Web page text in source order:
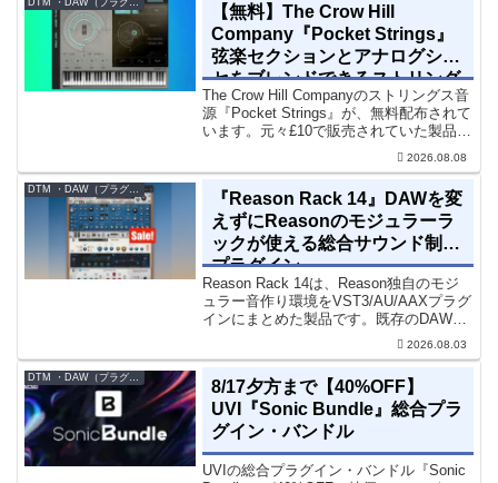
DTM ・DAW（プラグイン、シンセなど）のセール情報
【無料】The Crow Hill
Company『Pocket Strings』
弦楽セクションとアナログシン
セをブレンドできるストリング
ス音源プラグイン
The Crow Hill Companyのストリングス音
源『Pocket Strings』が、無料配布されて
います。元々£10で販売されていた製品で
す。『Pocket Strings』についてPocket
2026.08.08
DTM ・DAW（プラグイン、シンセなど）のセール情報
『Reason Rack 14』DAWを変
えずにReasonのモジュラーラ
ックが使える総合サウンド制作
プラグイン
Reason Rack 14は、Reason独自のモジ
ュラー音作り環境をVST3/AU/AAXプラグ
インにまとめた製品です。既存のDAWを
乗り換えることなく、68種類のシンセや
2026.08.03
8/17夕方まで【40%OFF】
UVI『Sonic Bundle』総合プラ
グイン・バンドル
UVIの総合プラグイン・バンドル『Sonic